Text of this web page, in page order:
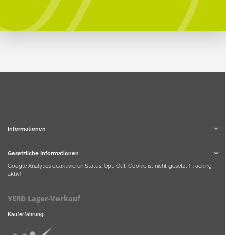
Informationen
Gesetzliche Informationen
Google Analytics deaktivieren Status: Opt-Out-Cookie ist nicht gesetzt (Tracking
aktiv)
YERD Lager-Verkauf
Kauferfahrung: